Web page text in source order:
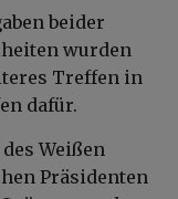
beider
wurden
Treffen in
dafür.
Weißen
Präsidenten